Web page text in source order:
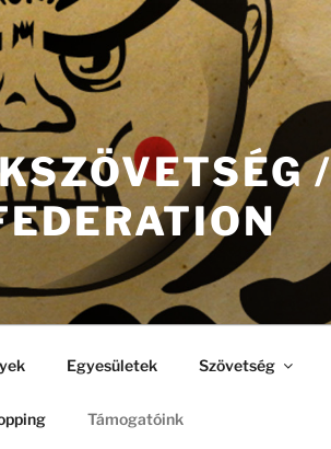
/
Egyesületek Szövetség
Támogatóink